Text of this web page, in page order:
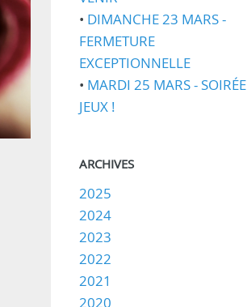
• DIMANCHE 23 MARS -
FERMETURE
EXCEPTIONNELLE
• MARDI 25 MARS - SOIRÉE
JEUX !
ARCHIVES
2025
2024
2023
2022
2021
2020